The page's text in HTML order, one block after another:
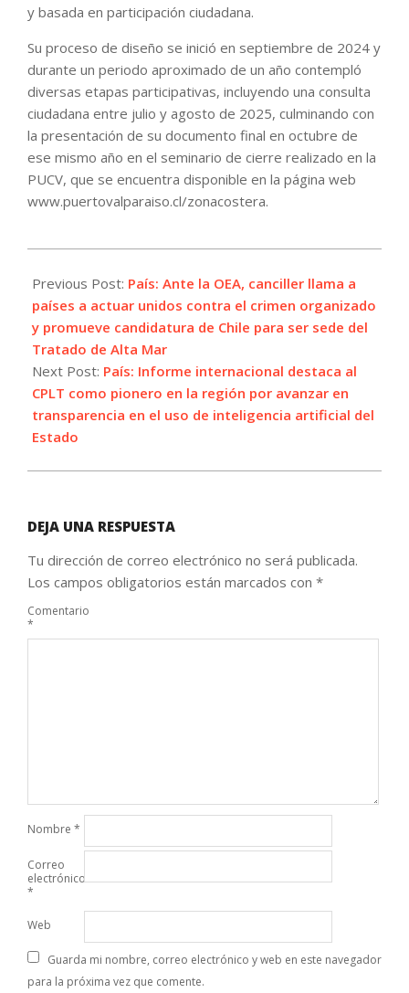
y basada en participación ciudadana.
Su proceso de diseño se inició en septiembre de 2024 y
durante un periodo aproximado de un año contempló
diversas etapas participativas, incluyendo una consulta
ciudadana entre julio y agosto de 2025, culminando con
la presentación de su documento final en octubre de
ese mismo año en el seminario de cierre realizado en la
PUCV, que se encuentra disponible en la página web
www.puertovalparaiso.cl/zonacostera.
06-
25
Previous Post: País: Ante la OEA, canciller llama a
países a actuar unidos contra el crimen organizado
y promueve candidatura de Chile para ser sede del
Tratado de Alta Mar
Next Post: País: Informe internacional destaca al
CPLT como pionero en la región por avanzar en
transparencia en el uso de inteligencia artificial del
Estado
DEJA UNA RESPUESTA
Tu dirección de correo electrónico no será publicada.
Los campos obligatorios están marcados con *
Comentario
*
Nombre *
Correo
electrónico
*
Web
Guarda mi nombre, correo electrónico y web en este navegador
para la próxima vez que comente.